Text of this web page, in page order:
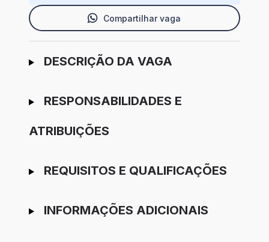
Compartilhar vaga
Ir para candidatura
DESCRIÇÃO DA VAGA
RESPONSABILIDADES E
ATRIBUIÇÕES
REQUISITOS E QUALIFICAÇÕES
INFORMAÇÕES ADICIONAIS